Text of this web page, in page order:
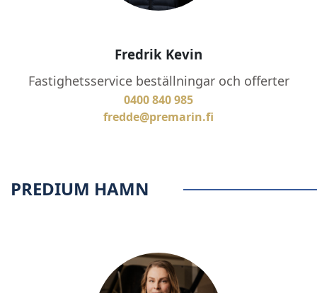
Fredrik Kevin
Fastighetsservice beställningar och offerter
0400 840 985
fredde@premarin.fi
PREDIUM HAMN